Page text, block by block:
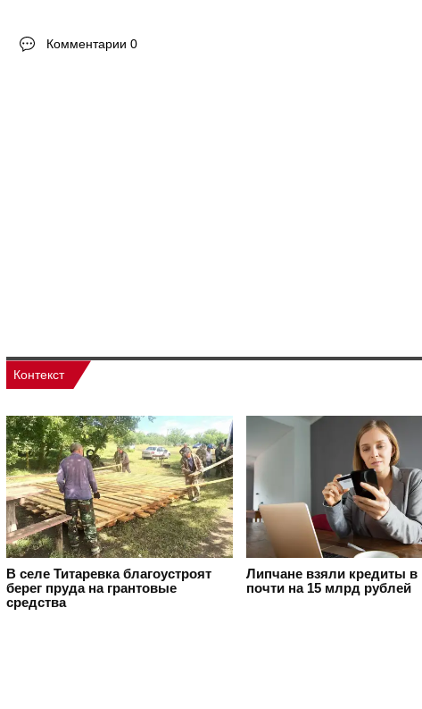
Комментарии 0
Контекст
В селе Титаревка благоустроят
берег пруда на грантовые
средства
Липчане взяли кредиты
почти на 15 млрд рублей